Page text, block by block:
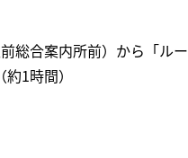
総合案内所前）から「ルー
1時間）